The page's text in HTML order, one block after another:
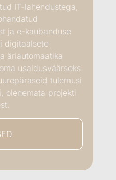
IT-lahendustega,
ja e-kaubanduse
digitaalsete
äriautomaatika
usaldusväärseks
tulemusi
olenemata projekti